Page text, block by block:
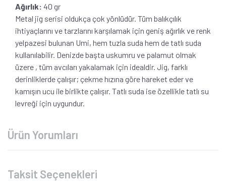
Ağırlık: 40 gr
Metal jig serisi oldukça çok yönlüdür. Tüm balıkçılık
ihtiyaçlarını ve tarzlarını karşılamak için geniş ağırlık ve renk
yelpazesi bulunan Umi, hem tuzla suda hem de tatlı suda
kullanılabilir. Denizde başta uskumru ve palamut olmak
üzere , tüm avcıları yakalamak için idealdir. Jig, farklı
derinliklerde çalışır; çekme hızına göre hareket eder ve
kamışın ucu ile birlikte çalışır. Tatlı suda ise özellikle tatlı su
levreği için uygundur.
Ürün Yorumları
Taksit Seçenekleri